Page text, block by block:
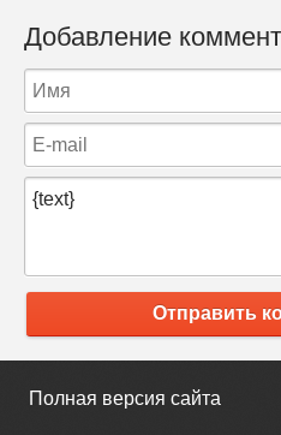
Добавление
Отправить
Полная версия сайта